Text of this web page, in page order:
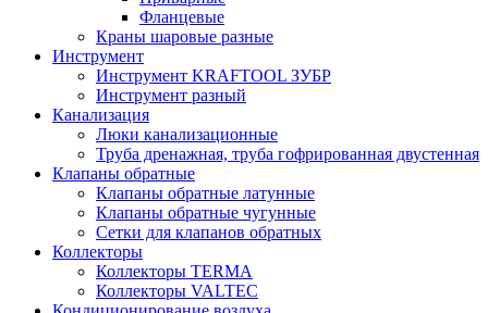
Фланцевые
Краны шаровые разные
Инструмент
Инструмент KRAFTOOL ЗУБР
Инструмент разный
Канализация
Люки канализационные
Труба дренажная, труба гофрированная двустенная
Клапаны обратные
Клапаны обратные латунные
Клапаны обратные чугунные
Сетки для клапанов обратных
Коллекторы
Коллекторы TERMA
Коллекторы VALTEC